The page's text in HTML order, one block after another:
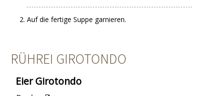
Auf die fertige Suppe garnieren.
RÜHREI GIROTONDO
Eier Girotondo